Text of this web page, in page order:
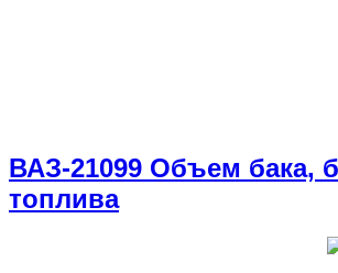
ВАЗ-21099 Объем бака,
топлива